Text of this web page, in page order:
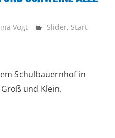
Vogt Slider, Start,
Schulbauernhof in
und Klein.